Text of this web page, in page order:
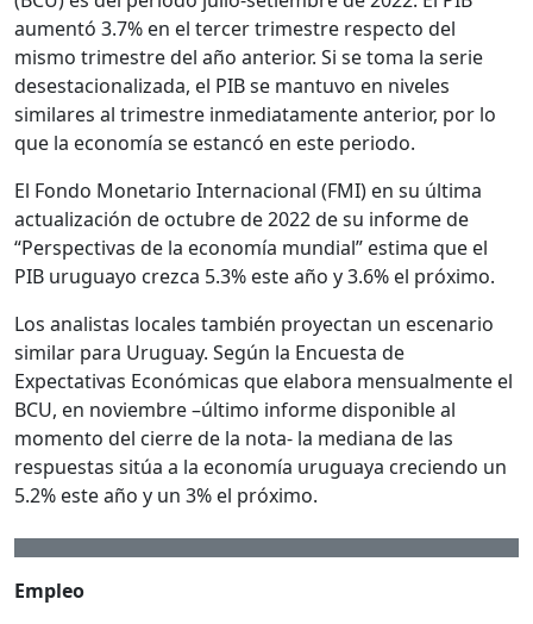
aumentó 3.7% en el tercer trimestre respecto del
mismo trimestre del año anterior. Si se toma la serie
desestacionalizada, el PIB se mantuvo en niveles
similares al trimestre inmediatamente anterior, por lo
que la economía se estancó en este periodo.
El Fondo Monetario Internacional (FMI) en su última
actualización de octubre de 2022 de su informe de
“Perspectivas de la economía mundial” estima que el
PIB uruguayo crezca 5.3% este año y 3.6% el próximo.
Los analistas locales también proyectan un escenario
similar para Uruguay. Según la Encuesta de
Expectativas Económicas que elabora mensualmente el
BCU, en noviembre –último informe disponible al
momento del cierre de la nota- la mediana de las
respuestas sitúa a la economía uruguaya creciendo un
5.2% este año y un 3% el próximo.
Empleo